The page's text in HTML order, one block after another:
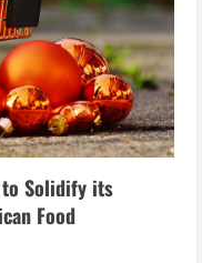
to Solidify its
Food